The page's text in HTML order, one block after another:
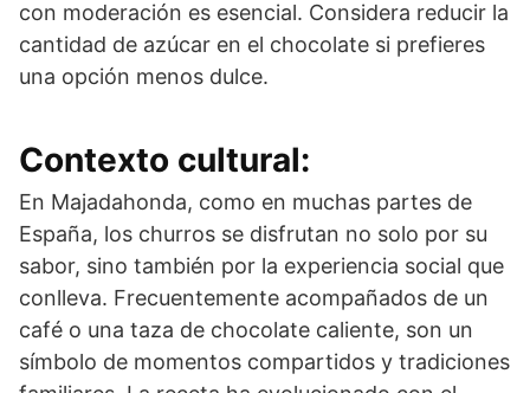
con moderación es esencial. Considera reducir la
cantidad de azúcar en el chocolate si prefieres
una opción menos dulce.
Contexto cultural:
En Majadahonda, como en muchas partes de
España, los churros se disfrutan no solo por su
sabor, sino también por la experiencia social que
conlleva. Frecuentemente acompañados de un
café o una taza de chocolate caliente, son un
símbolo de momentos compartidos y tradiciones